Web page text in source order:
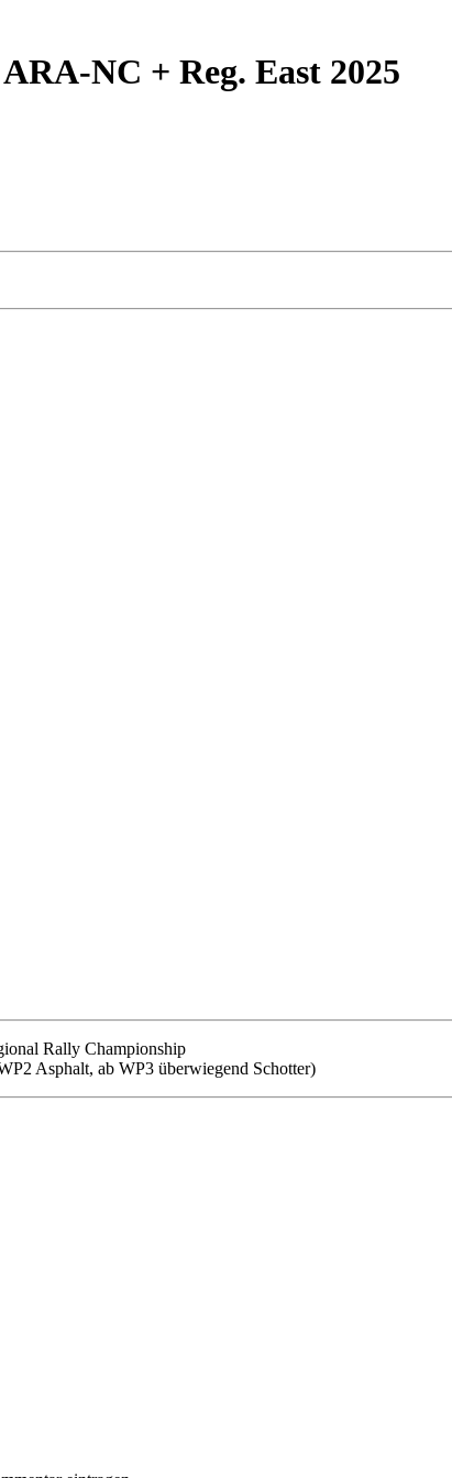
NC + Reg. East 2025
Rally Championship
Asphalt, ab WP3 überwiegend Schotter)